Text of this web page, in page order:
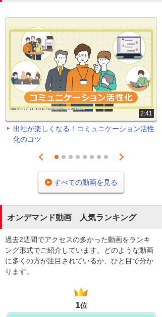
2:41
出社が楽しくなる！コミュニケーション活性
化のコツ
Prev
1 2 3 4 5 6 7 8
Next
すべての動画を見る
オンデマンド動画 人気ランキング
過去2週間でアクセスの多かった動画をランキ
ング形式でご紹介しています。どのような動画
に多くの方が注目されているか、ひと目で分か
ります。
1位